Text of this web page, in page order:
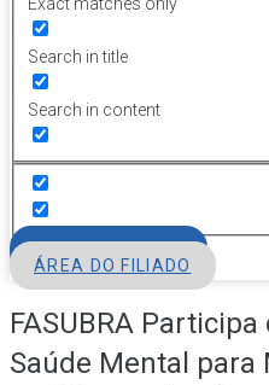
Search in title
Search in content
ÁREA DO FILIADO
FASUBRA
Saúde Mental para